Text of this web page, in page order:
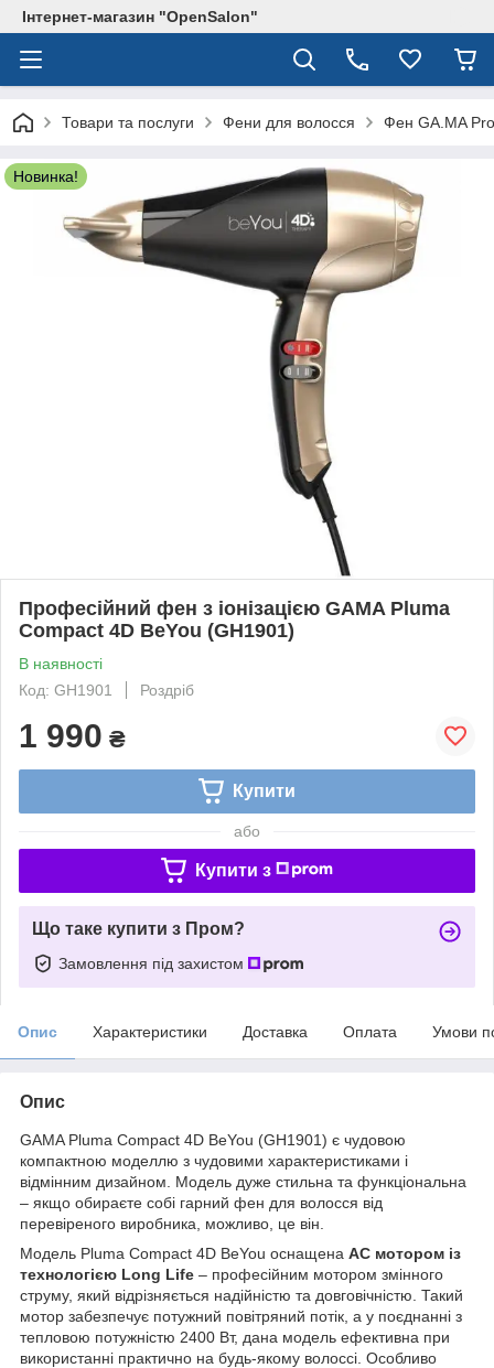
Інтернет-магазин "OpenSalon"
Товари та послуги Фени для волосся Фен GA.MA
Новинка!
Професійний фен з іонізацією GAMA Pluma
Compact 4D BeYou (GH1901)
В наявності
Код: GH1901
Роздріб
1 990 ₴
Купити
або
Купити з
Що таке купити з Пром?
Замовлення під захистом
Опис Характеристики Доставка Оплата Умови
Опис
GAMA Pluma Compact 4D BeYou (GH1901) є чудовою
компактною моделлю з чудовими характеристиками і
відмінним дизайном. Модель дуже стильна та функціональна
– якщо обираєте собі гарний фен для волосся від
перевіреного виробника, можливо, це він.
Модель Pluma Compact 4D BeYou оснащена AC мотором із
технологією Long Life – професійним мотором змінного
струму, який відрізняється надійністю та довговічністю. Такий
мотор забезпечує потужний повітряний потік, а у поєднанні з
тепловою потужністю 2400 Вт, дана модель ефективна при
використанні практично на будь-якому волоссі. Особливо